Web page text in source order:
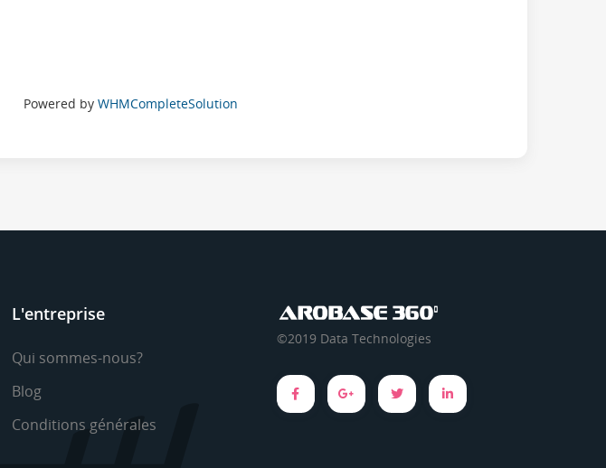
Powered by WHMCompleteSolution
L'entreprise
Qui sommes-nous?
Blog
Conditions générales
©2019 Data Technologies